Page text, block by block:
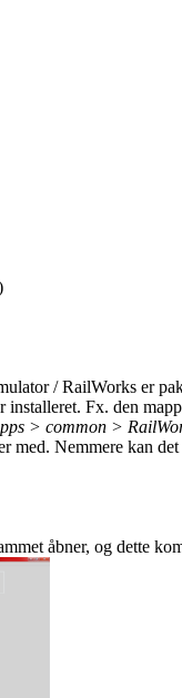
/ RailWorks er
installeret. Fx. den
> common >
med. Nemmere kan
åbner, og dette